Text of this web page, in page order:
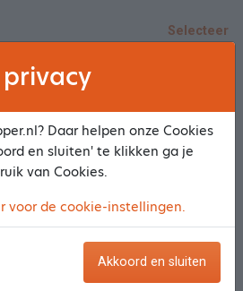
Selecteer
Knippen/wassen/modelföhnen (heel dik/lang haar) € 65,00 Selecteer
Daar helpen onze Cookies
en sluiten' te klikken ga je
van Cookies.
voor de cookie-instellingen.
Akkoord en sluiten